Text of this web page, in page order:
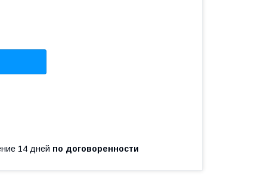
14 дней по договоренности